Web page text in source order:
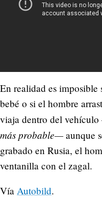
En realidad es
bebé o si el hombre
viaja dentro del
más probable— aunque
grabado en Rusia, el
ventanilla con el zagal.
Vía Autobild.